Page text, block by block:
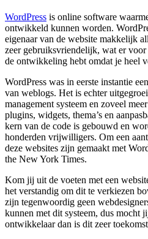
WordPress is online software
ontwikkeld kunnen worden.
eigenaar van de website makkelijk
zeer gebruiksvriendelijk, wat er
de ontwikkeling hebt omdat je heel
WordPress was in eerste instantie
van weblogs. Het is echter
management systeem en zoveel
plugins, widgets, thema’s en
kern van de code is gebouwd en
honderden vrijwilligers. Om een
deze websites zijn gemaakt met
the New York Times.
Kom jij uit de voeten met een
het verstandig om dit te verkiezen
zijn tegenwoordig geen
kunnen met dit systeem, dus mocht
ontwikkelaar dan is dit zeer